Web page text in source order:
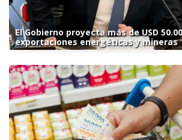
El Gobierno proyecta más de USD
exportaciones energéticas y mineras